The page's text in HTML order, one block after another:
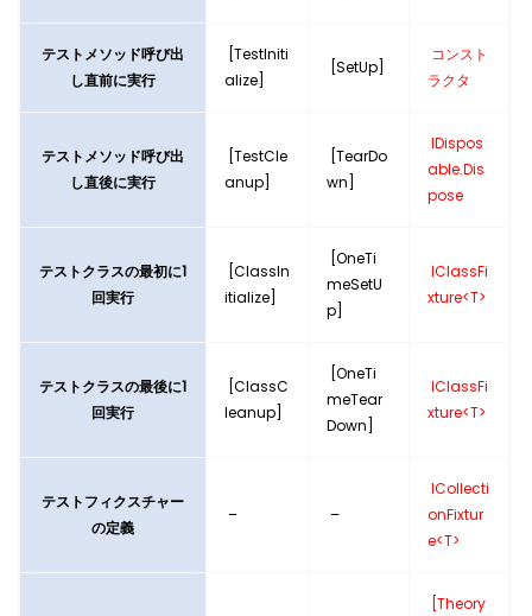
テストメソッド呼び出
し直前に実行
[TestIniti
alize]
[SetUp]
コンスト
ラクタ
テストメソッド呼び出
し直後に実行
[TestCle
anup]
[TearDo
wn]
IDispos
able.Dis
pose
テストクラスの最初に1
回実行
[ClassIn
itialize]
[OneTi
meSetU
p]
IClassFi
xture<T>
テストクラスの最後に1
回実行
[ClassC
leanup]
[OneTi
meTear
Down]
IClassFi
xture<T>
テストフィクスチャー
の定義
– –
ICollecti
onFixtur
e<T>
[Theory